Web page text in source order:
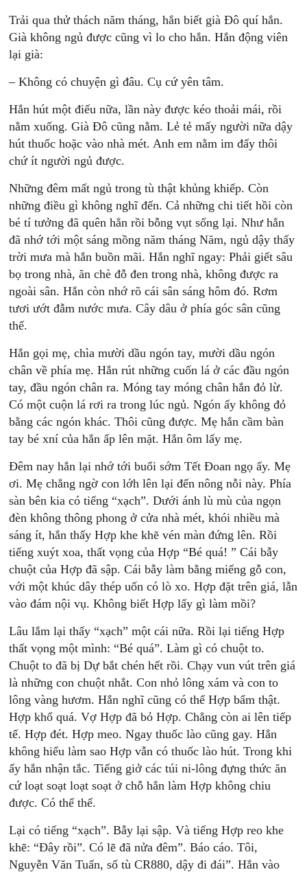
Trải qua thử thách năm tháng, hắn biết già Đô quí hắn.
Già không ngủ được cũng vì lo cho hắn. Hắn động viên
lại già:
– Không có chuyện gì đâu. Cụ cứ yên tâm.
Hắn hút một điếu nữa, lần này được kéo thoải mái, rồi
nằm xuống. Già Đô cũng nằm. Lẻ tẻ mấy người nữa dậy
hút thuốc hoặc vào nhà mét. Anh em nằm im đấy thôi
chứ ít người ngủ được.
Những đêm mất ngủ trong tù thật khủng khiếp. Còn
những điều gì không nghĩ đến. Cả những chi tiết hồi còn
bé tí tưởng đã quên hẳn rồi bỗng vụt sống lại. Như hắn
đã nhớ tới một sáng mồng năm tháng Năm, ngủ dậy thấy
trời mưa mà hắn buồn mãi. Hắn nghĩ ngay: Phải giết sâu
bọ trong nhà, ăn chè đỗ đen trong nhà, không được ra
ngoài sân. Hắn còn nhớ rõ cái sân sáng hôm đó. Rơm
tươi ướt đẫm nước mưa. Cây dâu ở phía góc sân cũng
thế.
Hắn gọi mẹ, chìa mười dầu ngón tay, mười dầu ngón
chân về phía mẹ. Hắn rút những cuốn lá ở các đầu ngón
tay, đầu ngón chân ra. Móng tay móng chân hắn đỏ lừ.
Có một cuộn lá rơi ra trong lúc ngủ. Ngón ấy không đỏ
bằng các ngón khác. Thôi cũng được. Mẹ hắn cầm bàn
tay bé xní của hắn ấp lên mặt. Hắn ôm lấy mẹ.
Đêm nay hắn lại nhớ tới buổi sớm Tết Đoan ngọ ấy. Mẹ
ơi. Mẹ chẳng ngờ con lớh lên lại đến nông nỗi này. Phía
sàn bên kia có tiếng “xạch”. Dưới ánh lù mù của ngọn
đèn không thông phong ở cửa nhà mét, khói nhiều mà
sáng ít, hắn thấy Hợp khe khẽ vén màn đứng lên. Rồi
tiếng xuýt xoa, thất vọng của Hợp “Bé quá! ” Cái bẫy
chuột của Hợp đã sập. Cái bẫy làm bằng miếng gỗ con,
với một khúc dây thép uốn có lò xo. Hợp đặt trên giá, lẫn
vào đám nội vụ. Không biết Hợp lấy gì làm mồi?
Lâu lắm lại thấy “xạch” một cái nữa. Rồi lại tiếng Hợp
thất vọng một mình: “Bé quá”. Làm gì có chuột to.
Chuột to đã bị Dự bắt chén hết rồi. Chạy vun vút trên giá
là những con chuột nhắt. Con nhỏ lông xám và con to
lông vàng hươm. Hắn nghĩ cũng có thể Hợp bẩm thật.
Hợp khổ quá. Vợ Hợp đã bỏ Hợp. Chẳng còn ai lên tiếp
tế. Hợp đét. Hợp meo. Ngay thuốc lào cũng gay. Hắn
không hiểu làm sao Hợp vẫn có thuốc lào hút. Trong khi
ấy hắn nhận tắc. Tiếng giở các túi ni-lông đựng thức ăn
cứ loạt soạt loạt soạt ở chỗ hắn làm Hợp không chiu
được. Có thể thế.
Lại có tiếng “xạch”. Bẫy lại sập. Và tiếng Hợp reo khe
khẽ: “Đây rồi”. Có lẽ đã nửa đêm”. Báo cáo. Tôi,
Nguyễn Văn Tuấn, số tù CR880, dậy đi đái”. Hắn vào